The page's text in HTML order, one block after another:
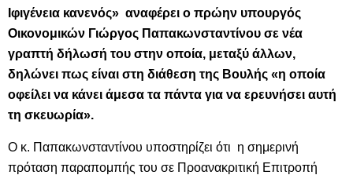
Ιφιγένεια κανενός» αναφέρει ο πρώην υπουργός
Οικονομικών Γιώργος Παπακωνσταντίνου σε νέα
γραπτή δήλωσή του στην οποία, μεταξύ άλλων,
δηλώνει πως είναι στη διάθεση της Βουλής «η οποία
οφείλει να κάνει άμεσα τα πάντα για να ερευνήσει αυτή
τη σκευωρία».
Ο κ. Παπακωνσταντίνου υποστηρίζει ότι η σημερινή
πρόταση παραπομπής του σε Προανακριτική Επιτροπή